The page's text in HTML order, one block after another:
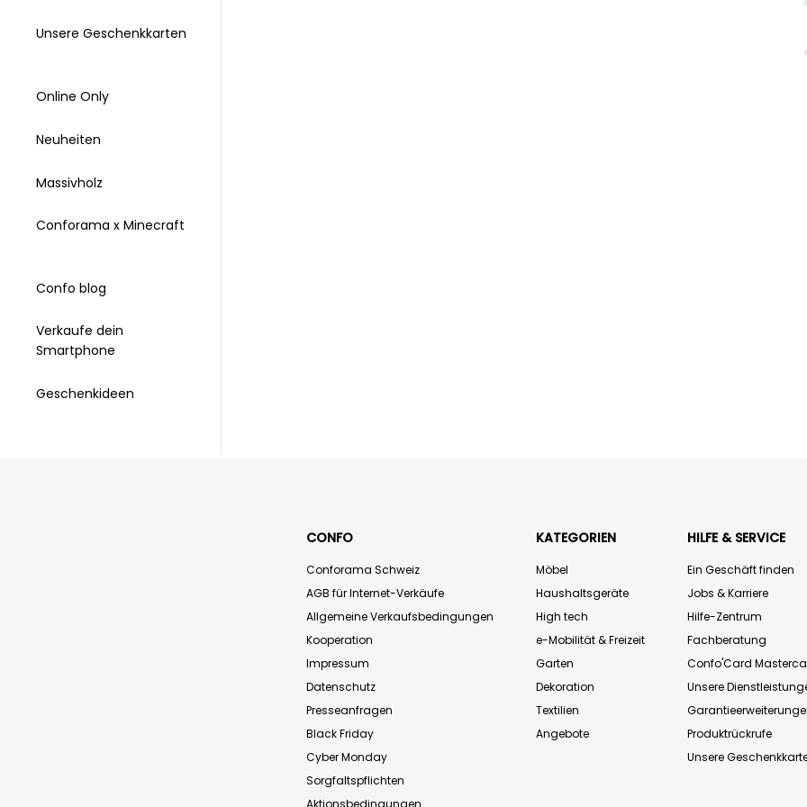
Unsere Geschenkkarten
Online Only
Neuheiten
Massivholz
Conforama x Minecraft
Confo blog
Verkaufe dein
Smartphone
Geschenkideen
CONFO
Conforama Schweiz
AGB für Internet-Verkäufe
Allgemeine Verkaufsbedingungen
Kooperation
Impressum
Datenschutz
Presseanfragen
Black Friday
Cyber Monday
Sorgfaltspflichten
KATEGORIEN
Möbel
Haushaltsgeräte
High tech
e-Mobilität & Freizeit
Garten
Dekoration
Textilien
Angebote
HILFE & SERVICE
Ein Geschäft finden
Jobs & Karriere
Hilfe-Zentrum
Fachberatung
Confo'Card
Unsere
Produktrückrufe
Unsere